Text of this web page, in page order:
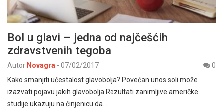
Bol u glavi – jedna od najčešćih
zdravstvenih tegoba
Autor Novagra - 07/02/2017
0
Kako smanjiti učestalost glavobolja? Povećan unos soli može
izazvati pojavu jakih glavobolja Rezultati zanimljive američke
studije ukazuju na činjenicu da…